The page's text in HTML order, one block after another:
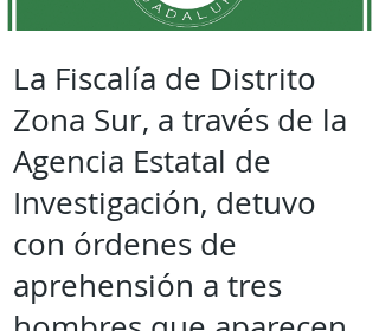
La Fiscalía de Distrito
Zona Sur, a través de la
Agencia Estatal de
Investigación, detuvo
con órdenes de
aprehensión a tres